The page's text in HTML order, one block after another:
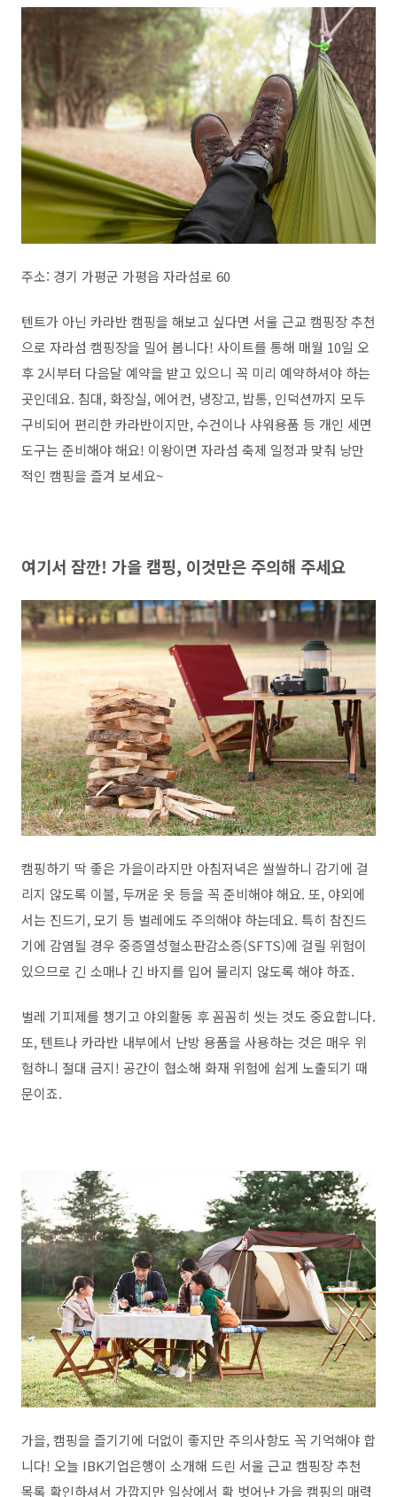
주소: 경기 가평군 가평읍 자라섬로 60
텐트가 아닌 카라반 캠핑을 해보고 싶다면 서울 근교 캠핑장 추천
으로 자라섬 캠핑장을 밀어 봅니다! 사이트를 통해 매월 10일 오
후 2시부터 다음달 예약을 받고 있으니 꼭 미리 예약하셔야 하는
곳인데요. 침대, 화장실, 에어컨, 냉장고, 밥통, 인덕션까지 모두
구비되어 편리한 카라반이지만, 수건이나 샤워용품 등 개인 세면
도구는 준비해야 해요! 이왕이면 자라섬 축제 일정과 맞춰 낭만
적인 캠핑을 즐겨 보세요~
여기서 잠깐! 가을 캠핑, 이것만은 주의해 주세요
캠핑하기 딱 좋은 가을이라지만 아침저녁은 쌀쌀하니 감기에 걸
리지 않도록 이불, 두꺼운 옷 등을 꼭 준비해야 해요. 또, 야외에
서는 진드기, 모기 등 벌레에도 주의해야 하는데요. 특히 참진드
기에 감염될 경우 중증열성혈소판감소증(SFTS)에 걸릴 위험이
있으므로 긴 소매나 긴 바지를 입어 물리지 않도록 해야 하죠.
벌레 기피제를 챙기고 야외활동 후 꼼꼼히 씻는 것도 중요합니다.
또, 텐트나 카라반 내부에서 난방 용품을 사용하는 것은 매우 위
험하니 절대 금지! 공간이 협소해 화재 위험에 쉽게 노출되기 때
문이죠.
가을, 캠핑을 즐기기에 더없이 좋지만 주의사항도 꼭 기억해야 합
니다! 오늘 IBK기업은행이 소개해 드린 서울 근교 캠핑장 추천
목록 확인하셔서 가깝지만 일상에서 확 벗어난 가을 캠핑의 매력